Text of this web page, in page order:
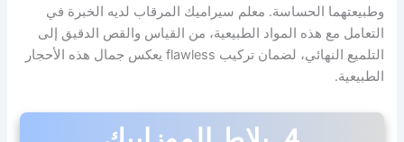
وطبيعتهما الحساسة. معلم سيراميك المرقاب لديه الخبرة في
التعامل مع هذه المواد الطبيعية، من القياس والقص الدقيق إلى
التلميع النهائي، لضمان تركيب flawless يعكس جمال هذه الأحجار
الطبيعية.